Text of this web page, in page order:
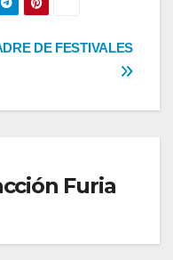
DE FESTIVALES
Furia